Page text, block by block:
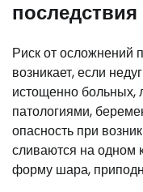
последствия
Риск от осложнений
возникает, если
истощенно больных,
патологиями,
опасность при
сливаются на одном
форму шара,